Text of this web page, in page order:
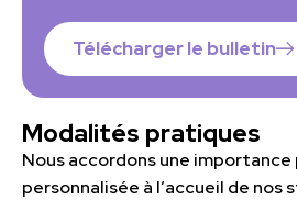
Télécharger le bulletin
Modalités pratiques
Nous accordons une
personnalisée à l’accueil de nos